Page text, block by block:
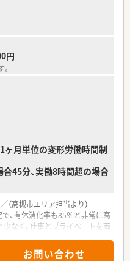
を展開している地元密着型の
グループの一員として安定して
の出店をメインとしており、地
かりつけ薬局」を目指していま
にする社風が根付いており、無
れることもなく定着率が高い
円
月単位の変形労働時間制
45分、実働8時間超の場合
（高槻市エリア担当より）
、有休消化率も85％と非常に高
なく、仕事とプライベートを両
＊
お問い合わせ